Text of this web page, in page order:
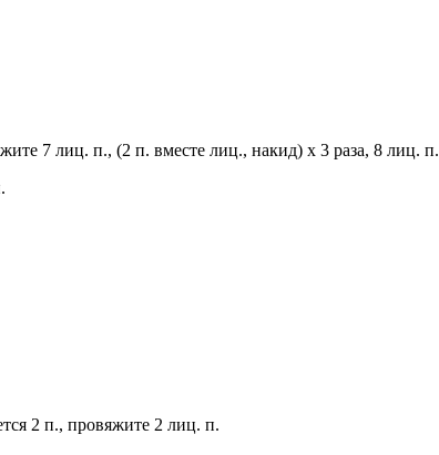
7 лиц. п., (2 п. вместе лиц., накид) х 3 раза, 8 лиц. п.
2 п., провяжите 2 лиц. п.